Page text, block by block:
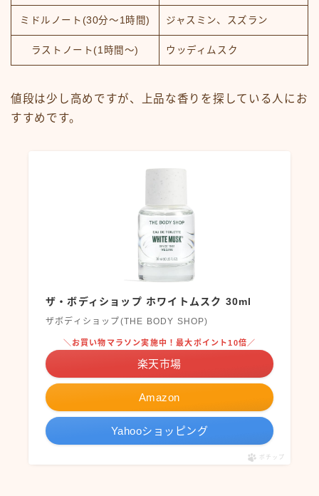
ミドルノート(30分～1時間) ジャスミン、スズラン
ラストノート(1時間～) ウッディムスク
値段は少し高めですが、上品な香りを探している人にお
すすめです。
ザ・ボディショップ ホワイトムスク 30ml
ザボディショップ(THE BODY SHOP)
Amazon
＼お買い物マラソン実施中！最大ポイント10倍／
楽天市場
Yahooショッピング
ポチップ